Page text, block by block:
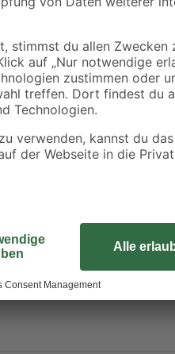
6,99
6,99 € / Meter
Ein Bad ist schön, aber noch
Entspannung in der Whirlpool-
Düsen eine erholsame Zeit.
zu 190 l. Lass den Alltag jetzt